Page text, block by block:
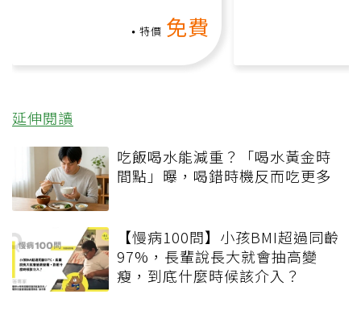
特價 免費
延伸閱讀
吃飯喝水能減重？「喝水黃金時
間點」曝，喝錯時機反而吃更多
【慢病100問】小孩BMI超過同齡
97%，長輩說長大就會抽高變
瘦，到底什麼時候該介入？